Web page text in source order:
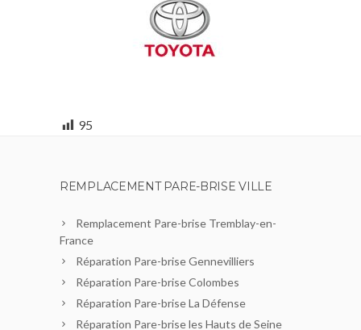
95
REMPLACEMENT PARE-BRISE VILLE
Remplacement Pare-brise Tremblay-en-
France
Réparation Pare-brise Gennevilliers
Réparation Pare-brise Colombes
Réparation Pare-brise La Défense
Réparation Pare-brise les Hauts de Seine